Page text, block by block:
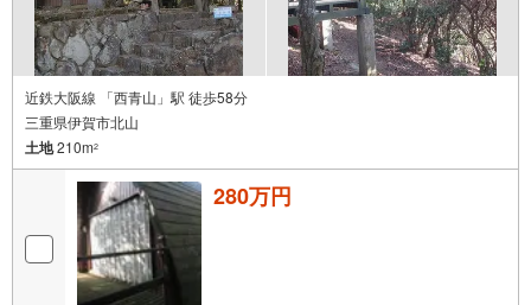
近鉄大阪線 「西青山」駅 徒歩58分
三重県伊賀市北山
土地210m2
280万円